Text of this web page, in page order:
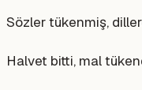
Sözler tükenmiş,
Halvet bitti, mal